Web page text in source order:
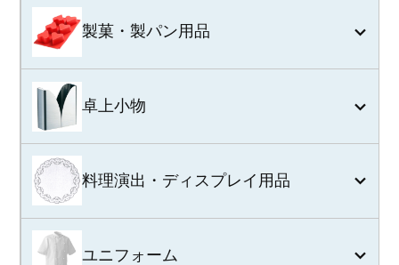
製菓・製パン用品
卓上小物
料理演出・ディスプレイ用品
ユニフォーム